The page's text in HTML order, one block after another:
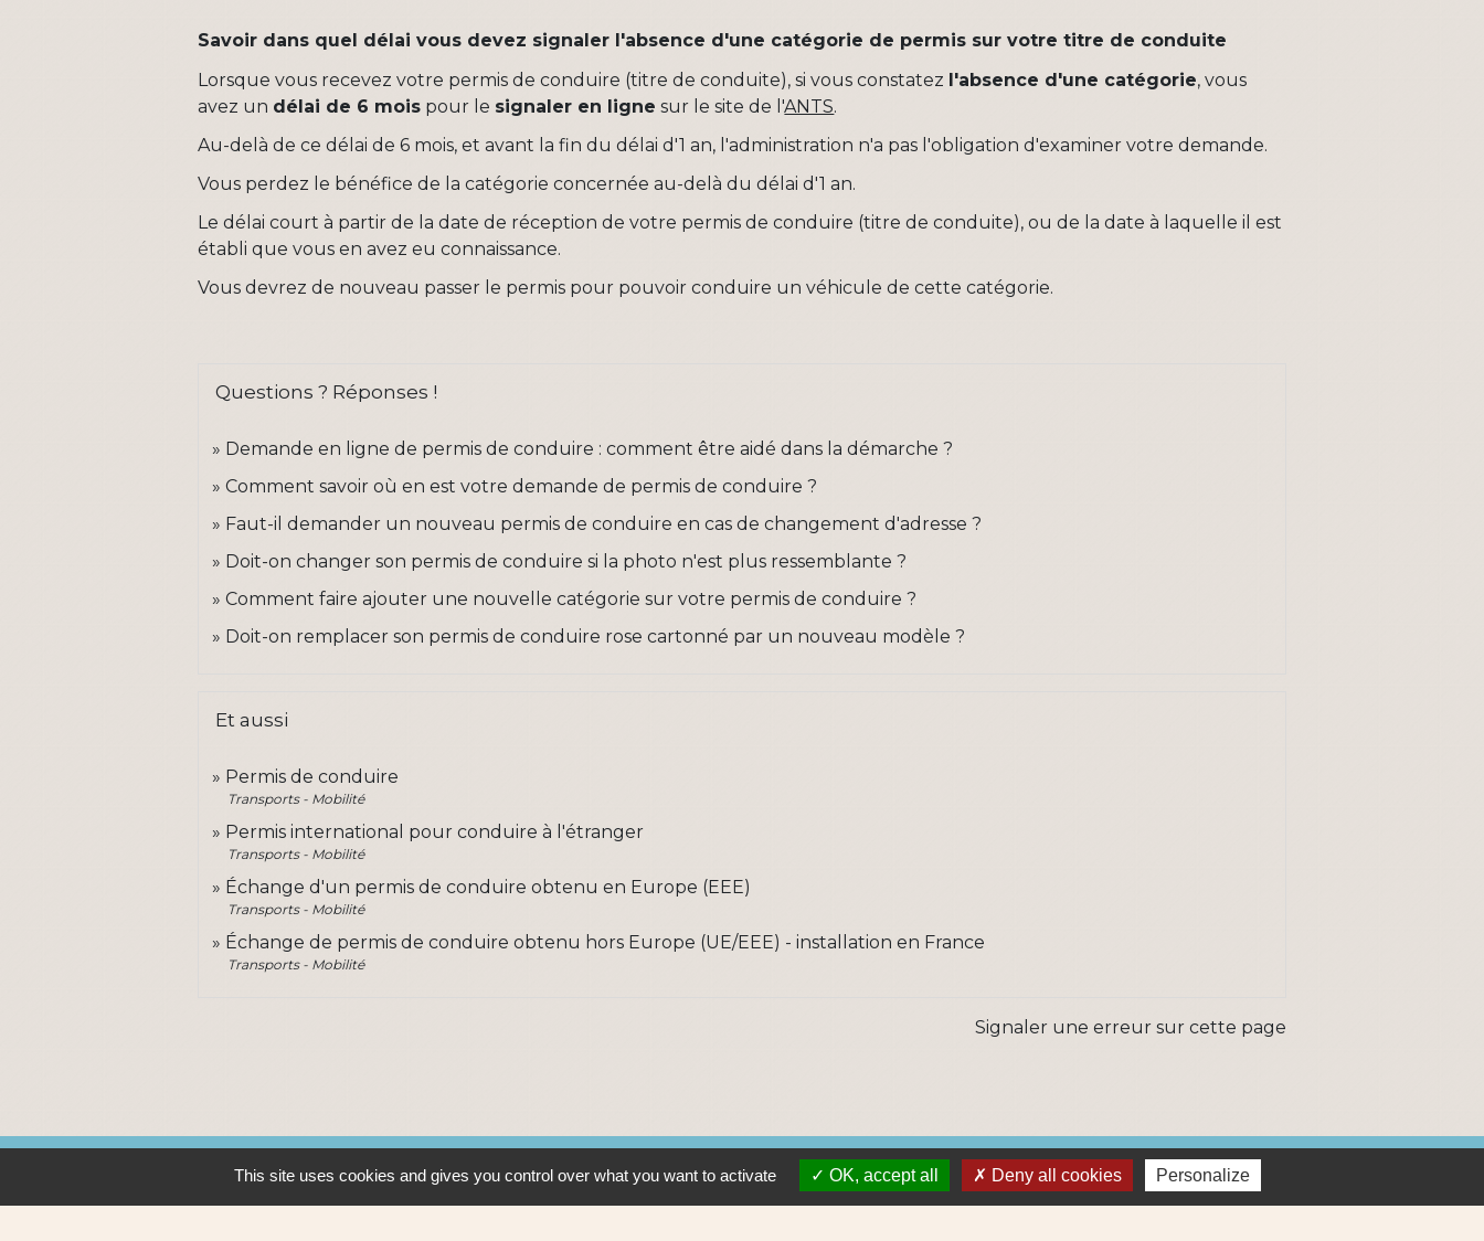
Savoir dans quel délai vous devez signaler l'absence d'une catégorie de permis sur votre titre de conduite
Lorsque vous recevez votre permis de conduire (titre de conduite), si vous constatez l'absence d'une catégorie, vous
avez un délai de 6 mois pour le signaler en ligne sur le site de l'ANTS.
Au-delà de ce délai de 6 mois, et avant la fin du délai d'1 an, l'administration n'a pas l'obligation d'examiner votre demande.
Vous perdez le bénéfice de la catégorie concernée au-delà du délai d'1 an.
Le délai court à partir de la date de réception de votre permis de conduire (titre de conduite), ou de la date à laquelle il est
établi que vous en avez eu connaissance.
Vous devrez de nouveau passer le permis pour pouvoir conduire un véhicule de cette catégorie.
Questions ? Réponses !
Demande en ligne de permis de conduire : comment être aidé dans la démarche ?
Comment savoir où en est votre demande de permis de conduire ?
Faut-il demander un nouveau permis de conduire en cas de changement d'adresse ?
Doit-on changer son permis de conduire si la photo n'est plus ressemblante ?
Comment faire ajouter une nouvelle catégorie sur votre permis de conduire ?
Doit-on remplacer son permis de conduire rose cartonné par un nouveau modèle ?
Et aussi
Permis de conduire
Transports - Mobilité
Permis international pour conduire à l'étranger
Transports - Mobilité
Échange d'un permis de conduire obtenu en Europe (EEE)
Transports - Mobilité
Échange de permis de conduire obtenu hors Europe (UE/EEE) - installation en France
Transports - Mobilité
Signaler une erreur sur cette page
Contacts Liens
This site uses cookies and gives you control over what you want to activate OK, accept all Deny all cookies Personalize